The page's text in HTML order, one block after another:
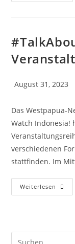
August 31, 2023
Das Westpapua-
Watch Indonesia!
verschiedenen
stattfinden. Im
Weiterlesen